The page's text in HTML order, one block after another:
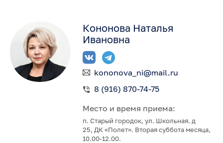
Кононова Наталья
Ивановна
kononova_ni@mail.ru
8 (916) 870-74-75
Место и время приема:
п. Старый городок, ул. Школьная. д
25, ДК «Полет». Вторая суббота месяца,
10.00-12.00.